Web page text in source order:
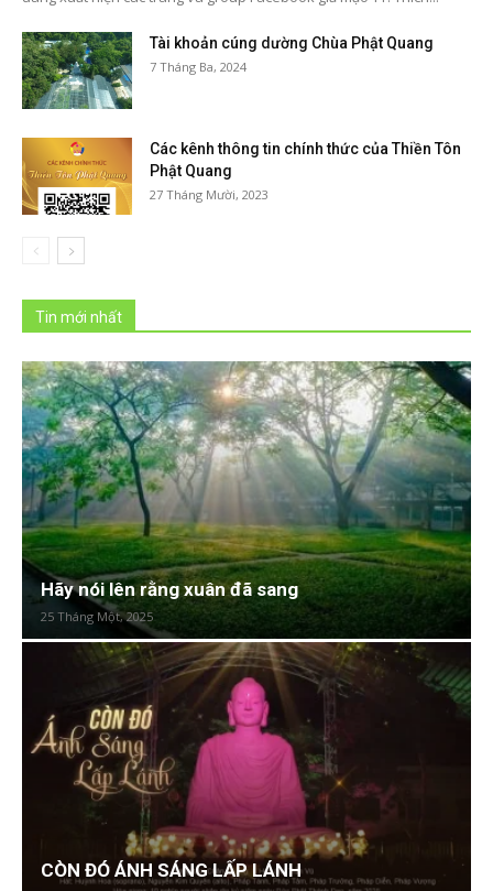
Tài khoản cúng dường Chùa Phật Quang
7 Tháng Ba, 2024
Các kênh thông tin chính thức của Thiền Tôn
Phật Quang
27 Tháng Mười, 2023
Tin mới nhất
Hãy nói lên rằng xuân đã sang
25 Tháng Một, 2025
CÒN ĐÓ ÁNH SÁNG LẤP LÁNH